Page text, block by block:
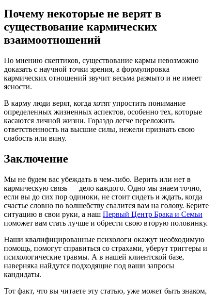
Почему некоторые не верят в
существование кармических
взаимоотношений
По мнению скептиков, существование кармы невозможно
доказать с научной точки зрения, а формулировка
кармических отношений звучит весьма размыто и не имеет
ясности.
В карму люди верят, когда хотят упростить понимание
определенных жизненных аспектов, особенно тех, которые
касаются личной жизни. Гораздо легче переложить
ответственность на высшие силы, нежели признать свою
слабость или вину.
Заключение
Мы не будем вас убеждать в чем-либо. Верить или нет в
кармическую связь — дело каждого. Одно мы знаем точно,
если вы до сих пор одиноки, не стоит сидеть и ждать, когда
счастье словно по волшебству свалится вам на голову. Берите
ситуацию в свои руки, а наш Первый Центр Брака и Семьи
поможет вам стать лучше и обрести свою вторую половинку.
Наши квалифицированные психологи окажут необходимую
помощь, помогут справиться со страхами, уберут триггеры и
психологические травмы. А в нашей клиентской базе,
наверняка найдутся подходящие под ваши запросы
кандидаты.
Тот факт, что вы читаете эту статью, уже может быть знаком,